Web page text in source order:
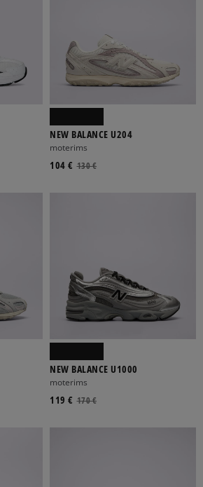
NEW BALANCE U204
moterims
130 €
104 €
NEW BALANCE U1000
moterims
170 €
119 €